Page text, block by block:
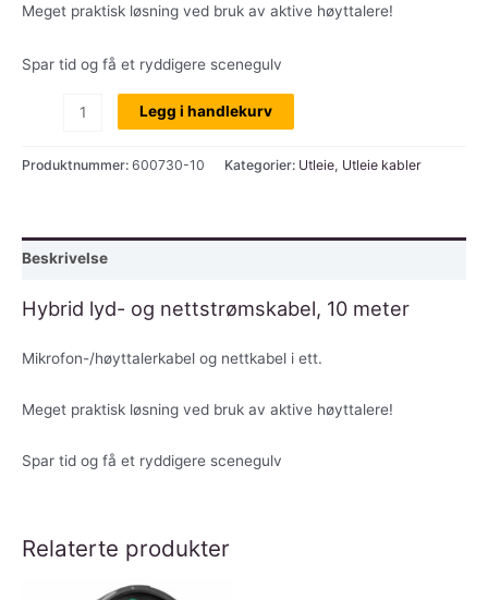
Meget praktisk løsning ved bruk av aktive høyttalere!
Spar tid og få et ryddigere scenegulv
(nett/signal),
pr
dag
Legg i handlekurv
Produktnummer: 600730-10 Kategorier: Utleie, Utleie kabler
Beskrivelse
Hybrid lyd- og nettstrømskabel, 10 meter
Mikrofon-/høyttalerkabel og nettkabel i ett.
Meget praktisk løsning ved bruk av aktive høyttalere!
Spar tid og få et ryddigere scenegulv
Relaterte produkter